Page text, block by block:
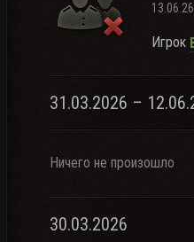
Игрок
31.03.2026 –
Ничего не произошло
30.03.2026